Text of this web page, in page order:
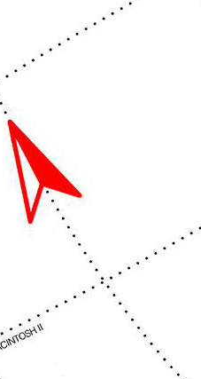
mit Systemtelefon-